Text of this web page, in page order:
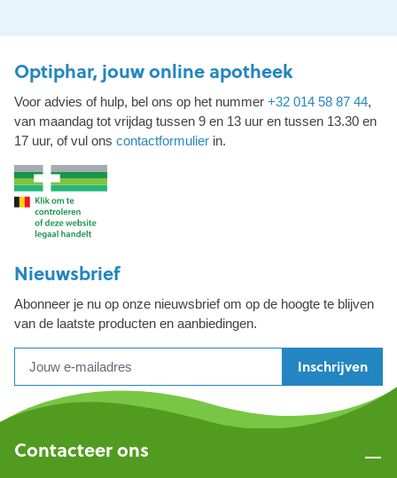
Optiphar, jouw online apotheek
Voor advies of hulp, bel ons op het nummer +32 014 58 87 44,
van maandag tot vrijdag tussen 9 en 13 uur en tussen 13.30 en
17 uur, of vul ons contactformulier in.
Nieuwsbrief
Abonneer je nu op onze nieuwsbrief om op de hoogte te blijven
van de laatste producten en aanbiedingen.
Inschrijven
Contacteer ons